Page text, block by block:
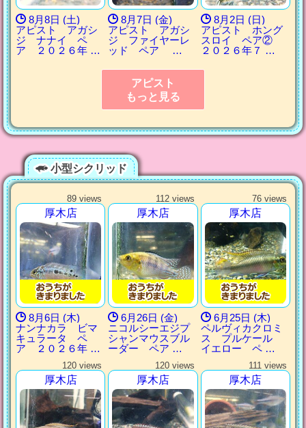
8月8日 (土)
アピスト アガシ
ジ ナナイ ペ
ア ２０２６年 …
8月7日 (金)
アピスト アガシ
ジ ファイヤーレ
ッド ペア …
8月2日 (日)
アピスト ホング
スロイ ペア②
２０２６年７ …
アピスト
もっと見る
小型シクリッド
89 views
厚木店
8月6日 (木)
ナンナカラ ビマ
キュラータ ペ
ア ２０２６年 …
112 views
厚木店
6月26日 (金)
ニコルシーエジプ
シャンマウスブル
ーダー ペア …
76 views
厚木店
6月25日 (木)
ペルヴィカクロミ
ス プルケール
イエロー ペ …
120 views
厚木店
120 views
厚木店
111 views
厚木店